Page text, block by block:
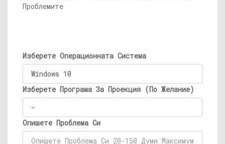
Проблемите
Изберете Операционната Система
Изберете Програма За Проекция (По Желание)
Опишете Проблема Си